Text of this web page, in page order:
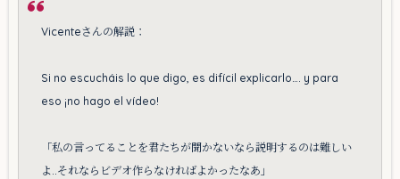
Vicenteさんの解説：
Si no escucháis lo que digo, es difícil explicarlo…. y para
eso ¡no hago el vídeo!
「私の言ってることを君たちが聞かないなら説明するのは難しい
よ..それならビデオ作らなければよかったなあ」